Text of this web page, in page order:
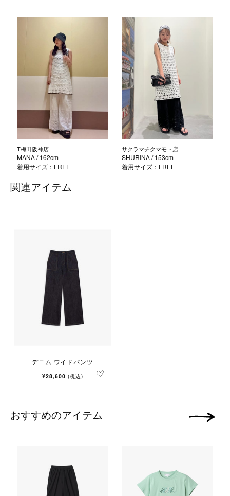
T梅田阪神店
MANA/ 162cm
着用サイズ：FREE
サクラマチクマモト店
SHURINA/ 153cm
着用サイズ：FREE
関連アイテム
デニム ワイドパンツ
¥28,600 (税込)
おすすめのアイテム 次の画像